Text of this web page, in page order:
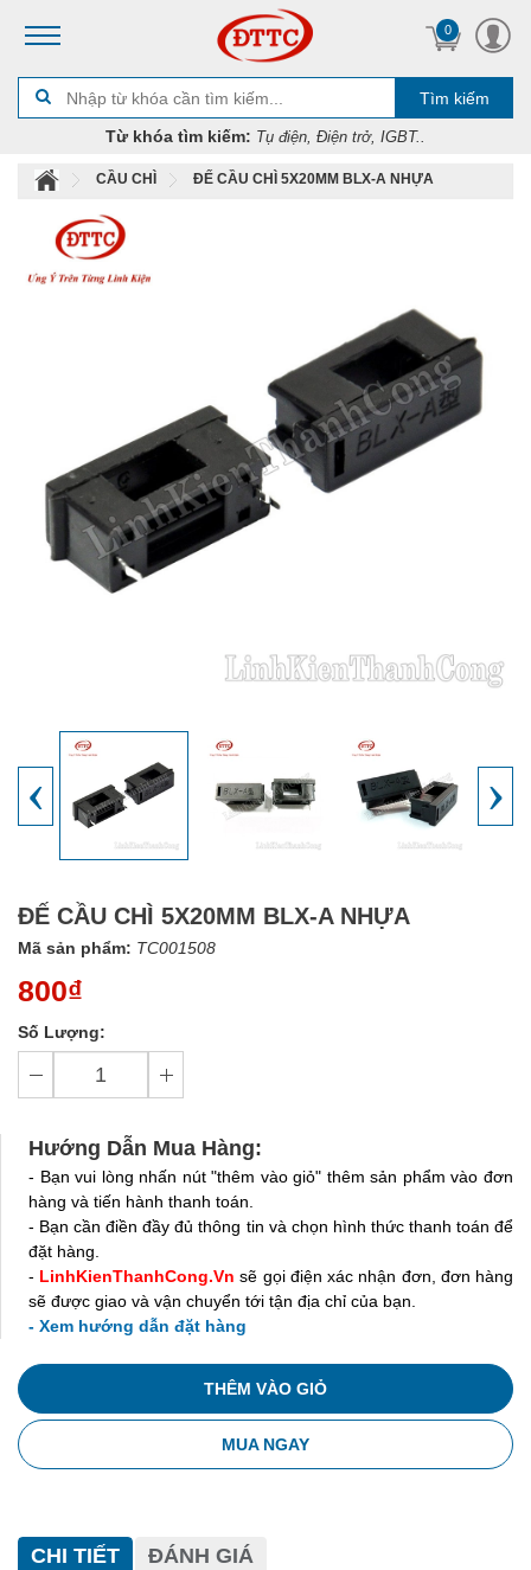
0
Tìm kiếm
Từ khóa tìm kiếm: Tụ điện, Điện trở, IGBT..
CẦU CHÌ ĐẾ CẦU CHÌ 5X20MM BLX-A NHỰA
‹ ›
ĐẾ CẦU CHÌ 5X20MM BLX-A NHỰA
Mã sản phẩm: TC001508
800₫
Số Lượng:
Hướng Dẫn Mua Hàng:
- Bạn vui lòng nhấn nút "thêm vào giỏ" thêm sản phẩm vào đơn
hàng và tiến hành thanh toán.
- Bạn cần điền đầy đủ thông tin và chọn hình thức thanh toán để
đặt hàng.
- LinhKienThanhCong.Vn sẽ gọi điện xác nhận đơn, đơn hàng
sẽ được giao và vận chuyển tới tận địa chỉ của bạn.
- Xem hướng dẫn đặt hàng
THÊM VÀO GIỎ
MUA NGAY
CHI TIẾT ĐÁNH GIÁ